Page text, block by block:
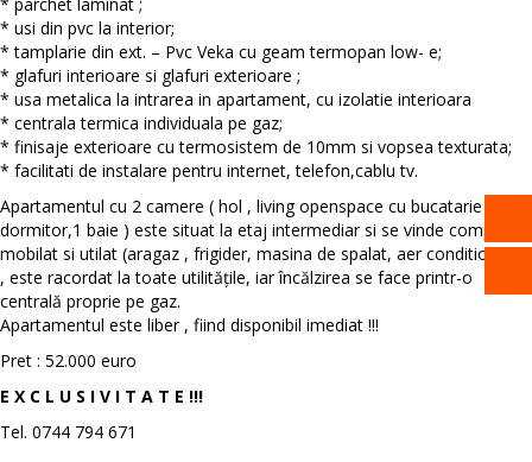
* usi din pvc la interior;
* tamplarie din ext. – Pvc Veka cu geam termopan low- e;
* glafuri interioare si glafuri exterioare ;
* usa metalica la intrarea in apartament, cu izolatie interioara
* centrala termica individuala pe gaz;
* finisaje exterioare cu termosistem de 10mm si vopsea texturata;
* facilitati de instalare pentru internet, telefon,cablu tv.
Apartamentul cu 2 camere ( hol , living openspace cu bucatarie , 1
dormitor,1 baie ) este situat la etaj intermediar si se vinde complet
mobilat si utilat (aragaz , frigider, masina de spalat, aer conditionat )
, este racordat la toate utilitățile, iar încălzirea se face printr-o
centrală proprie pe gaz.
Apartamentul este liber , fiind disponibil imediat !!!
Pret : 52.000 euro
E X C L U S I V I T A T E !!!
Tel. 0744 794 671